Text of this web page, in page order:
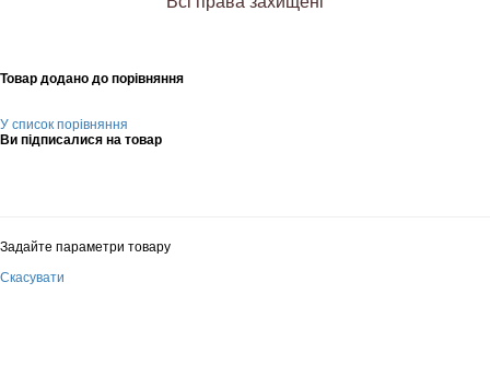
Товар додано до порівняння
У список порівняння
Ви підписалися на товар
Задайте параметри товару
Скасувати